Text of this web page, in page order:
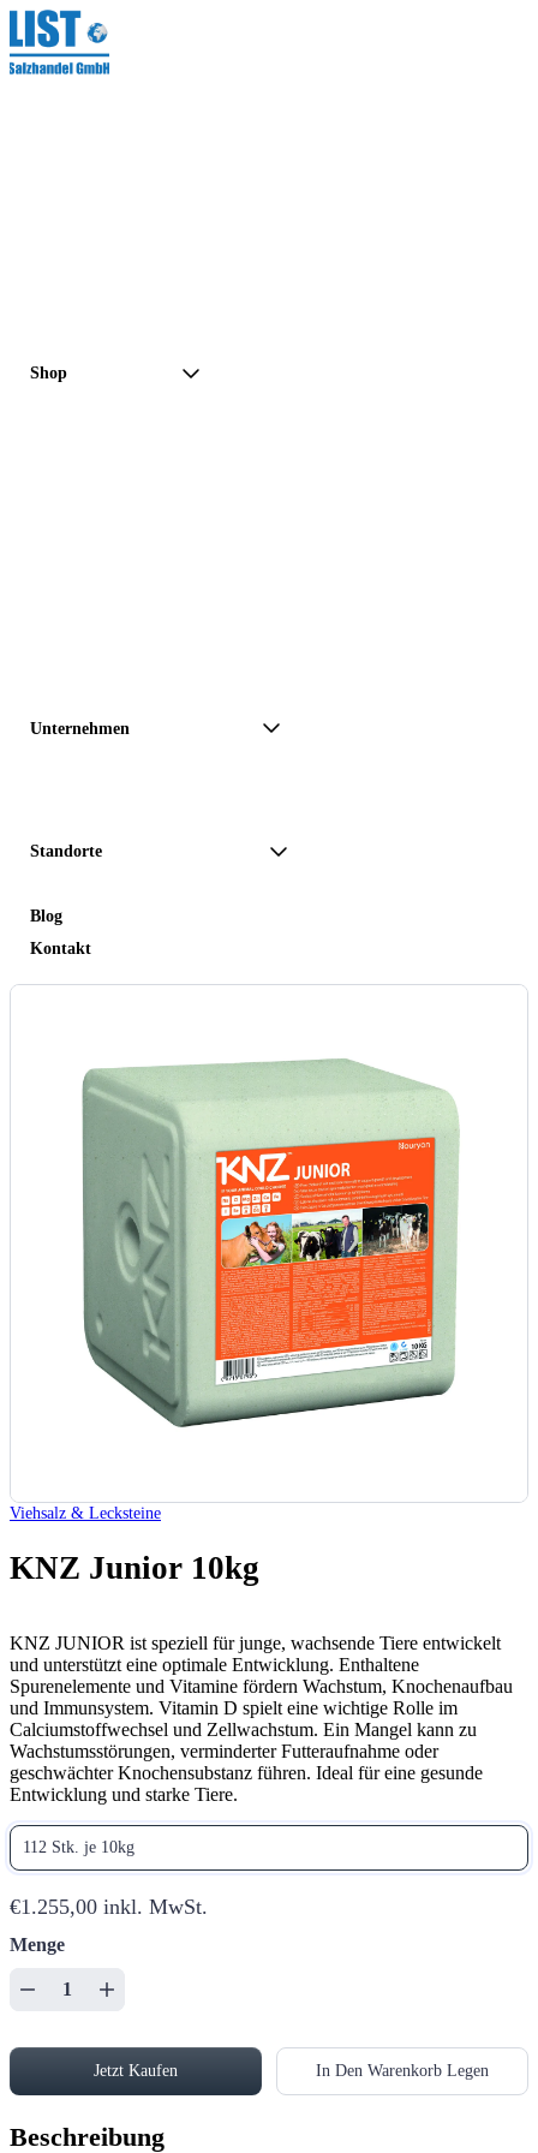
Shop
Unternehmen
Standorte
Blog
Kontakt
Viehsalz & Lecksteine
KNZ Junior 10kg
KNZ JUNIOR ist speziell für junge, wachsende Tiere entwickelt
und unterstützt eine optimale Entwicklung. Enthaltene
Spurenelemente und Vitamine fördern Wachstum, Knochenaufbau
und Immunsystem. Vitamin D spielt eine wichtige Rolle im
Calciumstoffwechsel und Zellwachstum. Ein Mangel kann zu
Wachstumsstörungen, verminderter Futteraufnahme oder
geschwächter Knochensubstanz führen. Ideal für eine gesunde
Entwicklung und starke Tiere.
112 Stk. je 10kg
€1.255,00 inkl. MwSt.
Menge
Jetzt Kaufen In Den Warenkorb Legen
Beschreibung